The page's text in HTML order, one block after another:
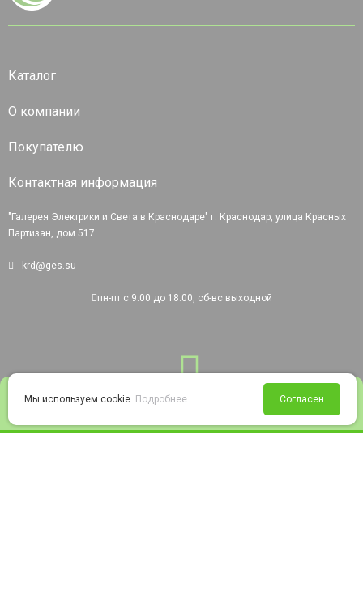
Войти Избранное Корзина
Каталог
О компании
Покупателю
Контактная информация
"Галерея Электрики и Света в Краснодаре" г. Краснодар, улица Красных
Партизан, дом 517
krd@ges.su
пн-пт с 9:00 до 18:00, сб-вс выходной
Мы используем cookie. Подробнее... Согласен